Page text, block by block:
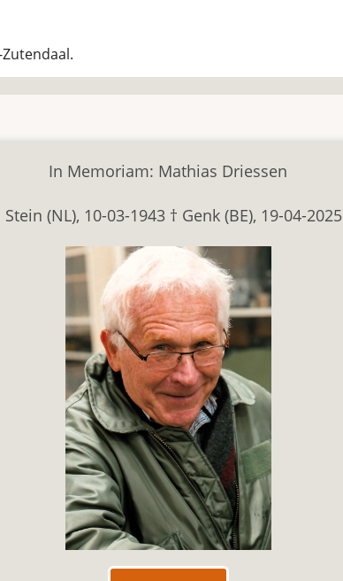
In Memoriam: Mathias Driessen
Stein (NL), 10-03-1943 † Genk (BE), 19-04-2025